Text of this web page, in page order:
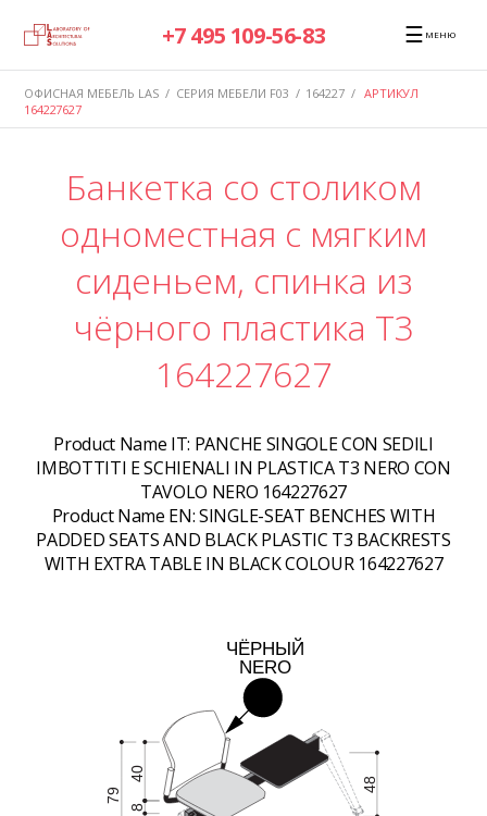
+7 495 109-56-83 ☰ МЕНЮ
ОФИСНАЯ МЕБЕЛЬ LAS / СЕРИЯ МЕБЕЛИ F03 / 164227 / АРТИКУЛ
164227627
Банкетка со столиком
одноместная с мягким
сиденьем, спинка из
чёрного пластика T3
164227627
Product Name IT: PANCHE SINGOLE CON SEDILI
IMBOTTITI E SCHIENALI IN PLASTICA T3 NERO CON
TAVOLO NERO 164227627
Product Name EN:SINGLE-SEAT BENCHES WITH
PADDED SEATS AND BLACK PLASTIC T3 BACKRESTS
WITH EXTRA TABLE IN BLACK COLOUR 164227627